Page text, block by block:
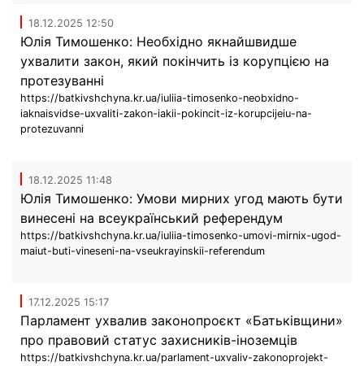
18.12.2025 12:50
Юлія Тимошенко: Необхідно якнайшвидше
ухвалити закон, який покінчить із корупцією на
протезуванні
https://batkivshchyna.kr.ua/iuliia-timosenko-neobxidno-
iaknaisvidse-uxvaliti-zakon-iakii-pokincit-iz-korupcijeiu-na-
protezuvanni
18.12.2025 11:48
Юлія Тимошенко: Умови мирних угод мають бути
винесені на всеукраїнський референдум
https://batkivshchyna.kr.ua/iuliia-timosenko-umovi-mirnix-ugod-
maiut-buti-vineseni-na-vseukrayinskii-referendum
17.12.2025 15:17
Парламент ухвалив законопроєкт «Батьківщини»
про правовий статус захисників-іноземців
https://batkivshchyna.kr.ua/parlament-uxvaliv-zakonoprojekt-